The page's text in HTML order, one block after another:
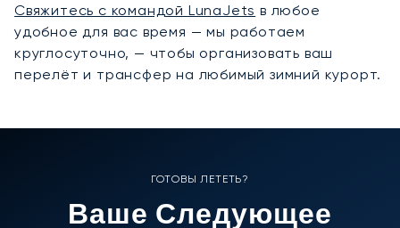
Свяжитесь с командой LunaJets в любое
удобное для вас время — мы работаем
круглосуточно, — чтобы организовать ваш
перелёт и трансфер на любимый зимний курорт.
ГОТОВЫ ЛЕТЕТЬ?
Ваше Следующее